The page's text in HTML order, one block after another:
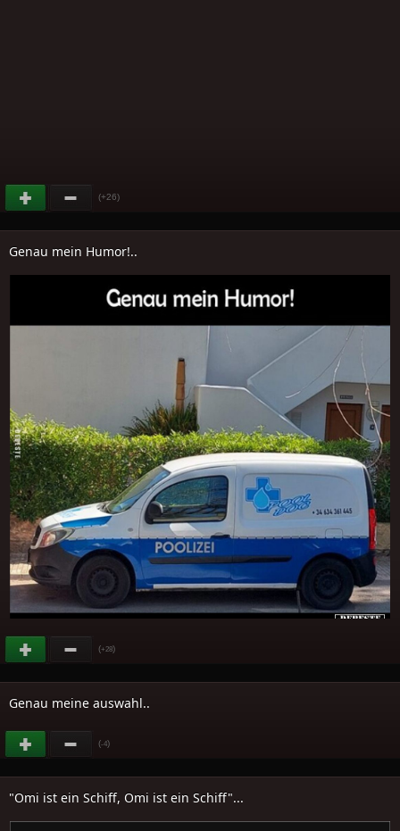
(+26)
Genau mein Humor!..
(+28)
Genau meine auswahl..
(-4)
"Omi ist ein Schiff, Omi ist ein Schiff"...